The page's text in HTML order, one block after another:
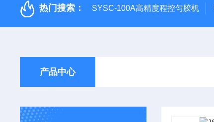
热门搜索： SYSC-100A高精度程控匀胶机
产品中心